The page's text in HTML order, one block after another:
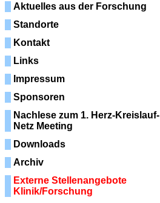
Aktuelles aus der Forschung
Standorte
Kontakt
Links
Impressum
Sponsoren
Nachlese zum 1. Herz-Kreislauf-
Netz Meeting
Downloads
Archiv
Externe Stellenangebote
Klinik/Forschung